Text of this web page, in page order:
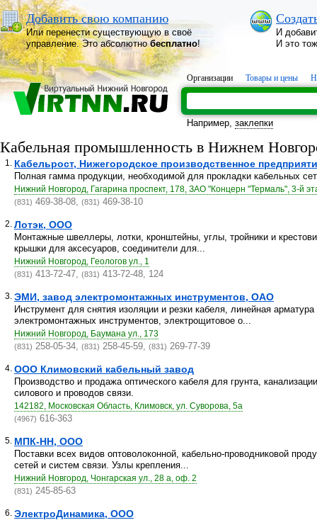
Добавить свою компанию
Или перенести существующую в своё
управление. Это абсолютнобесплатно!
И
И это
Организации Товары и цены
Например, заклепки
Кабельная промышленность в Нижнем
1. Кабельрост, Нижегородское производственное
Полная гамма продукции, необходимой для прокладки кабельных
Нижний Новгород, Гагарина проспект, 178, ЗАО "Концерн "Термаль", 3-й
(831) 469-38-08, (831) 469-38-10
2. Лотэк, ООО
Монтажные швеллеры, лотки, кронштейны, углы, тройники и
крышки для аксесуаров, соединители для...
Нижний Новгород, Геологов ул., 1
(831) 413-72-47, (831) 413-72-48, 124
3. ЭМИ, завод электромонтажных инструментов, ОАО
Инструмент для снятия изоляции и резки кабеля, линейная
электромонтажных инструментов, электрощитовое о...
Нижний Новгород, Баумана ул., 173
(831) 258-05-34, (831) 258-45-59, (831) 269-77-39
4. ООО Климовский кабельный завод
Производство и продажа оптического кабеля для грунта,
силового и проводов связи.
142182, Московская Область, Климовск, ул. Суворова, 5а
(4967) 616-363
5. МПК-НН, ООО
Поставки всех видов оптоволоконной, кабельно-проводниковой
сетей и систем связи. Узлы крепления...
Нижний Новгород, Чонгарская ул., 28 а, оф. 2
(831) 245-85-63
6. ЭлектроДинамика, ООО